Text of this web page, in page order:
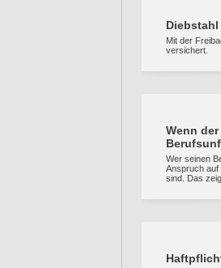
Mit der
versichert.
Wenn
Wer seinen
Anspruch auf
sind. Das